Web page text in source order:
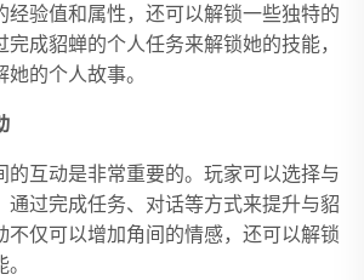
经验值和属性，还可以解锁一些独特的
成貂蝉的个人任务来解锁她的技能，
的个人故事。
的互动是非常重要的。玩家可以选择与
通过完成任务、对话等方式来提升与貂
不仅可以增加角间的情感，还可以解锁